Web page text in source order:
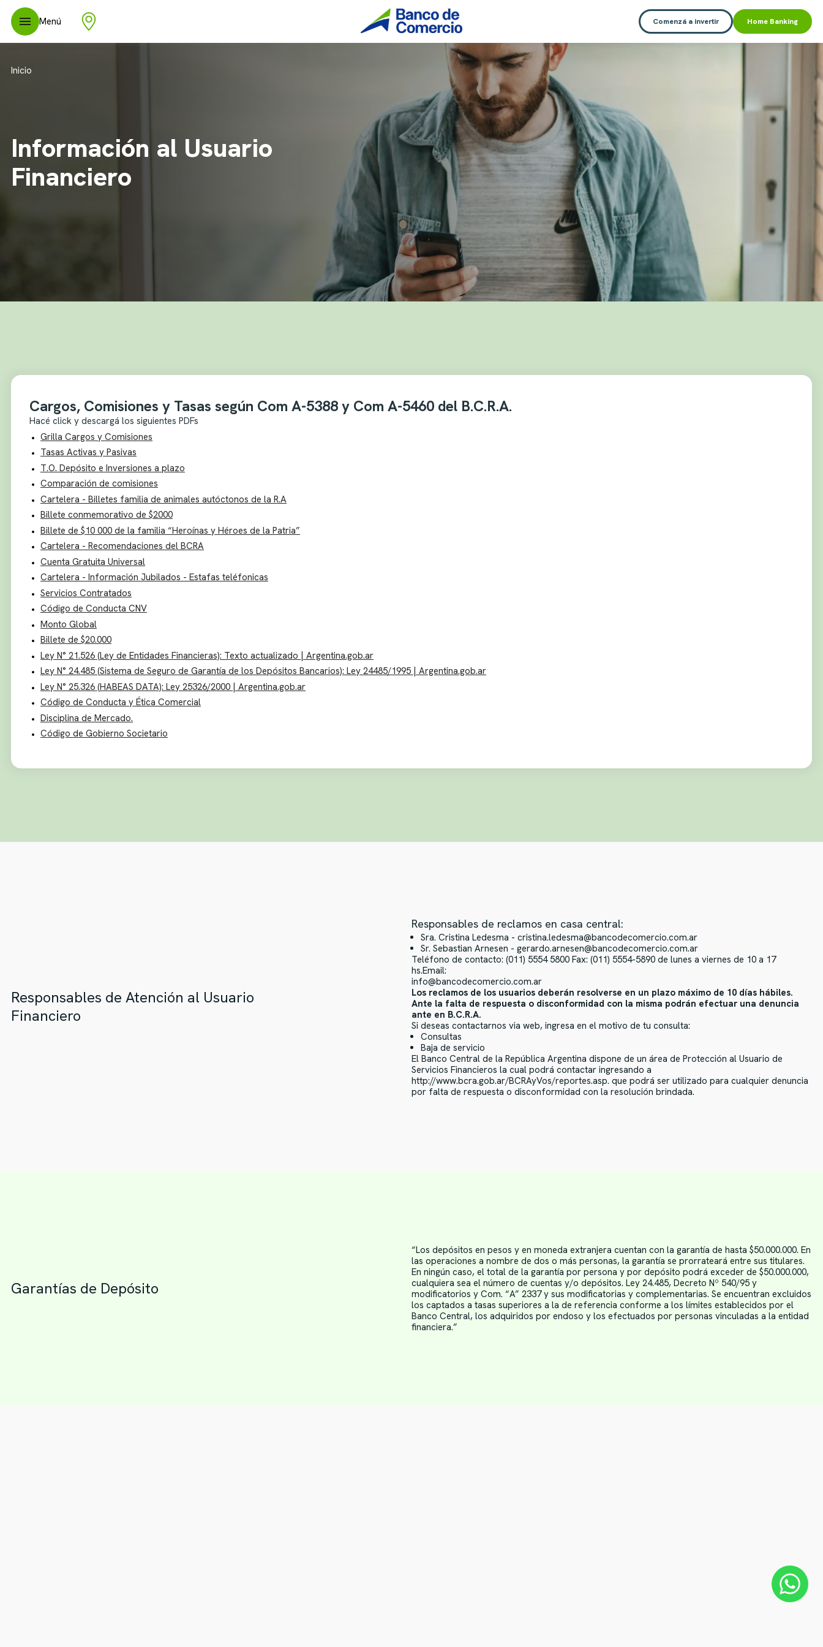
Menú Comenzá a invertir Home Banking
Inicio
Información al Usuario
Financiero
Cargos, Comisiones y Tasas según Com A-5388 y Com A-5460 del B.C.R.A.
Hacé click y descargá los siguientes PDFs
Grilla Cargos y Comisiones
Tasas Activas y Pasivas
T.O. Depósito e Inversiones a plazo
Comparación de comisiones
Cartelera - Billetes familia de animales autóctonos de la R.A
Billete conmemorativo de $2000
Billete de $10 000 de la familia “Heroínas y Héroes de la Patria”
Cartelera - Recomendaciones del BCRA
Cuenta Gratuita Universal
Cartelera - Información Jubilados - Estafas teléfonicas
Servicios Contratados
Código de Conducta CNV
Monto Global
Billete de $20.000
Ley N° 21.526 (Ley de Entidades Financieras): Texto actualizado | Argentina.gob.ar
Ley N° 24.485 (Sistema de Seguro de Garantía de los Depósitos Bancarios): Ley 24485/1995 | Argentina.gob.ar
Ley N° 25.326 (HABEAS DATA): Ley 25326/2000 | Argentina.gob.ar
Código de Conducta y Ética Comercial
Disciplina de Mercado.
Código de Gobierno Societario
Responsables de Atención al Usuario
Financiero
Responsables de reclamos en casa central:
Sra. Cristina Ledesma - cristina.ledesma@bancodecomercio.com.ar
Sr. Sebastian Arnesen - gerardo.arnesen@bancodecomercio.com.ar
Teléfono de contacto: (011) 5554 5800 Fax: (011) 5554-5890 de lunes a viernes de 10 a 17
hs.Email:
info@bancodecomercio.com.ar
Los reclamos de los usuarios deberán resolverse en un plazo máximo de 10 días hábiles.
Ante la falta de respuesta o disconformidad con la misma podrán efectuar una denuncia
ante en B.C.R.A.
Si deseas contactarnos via web, ingresa en el motivo de tu consulta:
Consultas
Baja de servicio
El Banco Central de la República Argentina dispone de un área de Protección al Usuario de
Servicios Financieros la cual podrá contactar ingresando a
http://www.bcra.gob.ar/BCRAyVos/reportes.asp. que podrá ser utilizado para cualquier denuncia
por falta de respuesta o disconformidad con la resolución brindada.
Garantías de Depósito
“Los depósitos en pesos y en moneda extranjera cuentan con la garantía de hasta $50.000.000. En
las operaciones a nombre de dos o más personas, la garantía se prorrateará entre sus titulares.
En ningún caso, el total de la garantía por persona y por depósito podrá exceder de $50.000.000,
cualquiera sea el número de cuentas y/o depósitos. Ley 24.485, Decreto Nº 540/95 y
modificatorios y Com. “A” 2337 y sus modificatorias y complementarias. Se encuentran excluidos
los captados a tasas superiores a la de referencia conforme a los límites establecidos por el
Banco Central, los adquiridos por endoso y los efectuados por personas vinculadas a la entidad
financiera.”